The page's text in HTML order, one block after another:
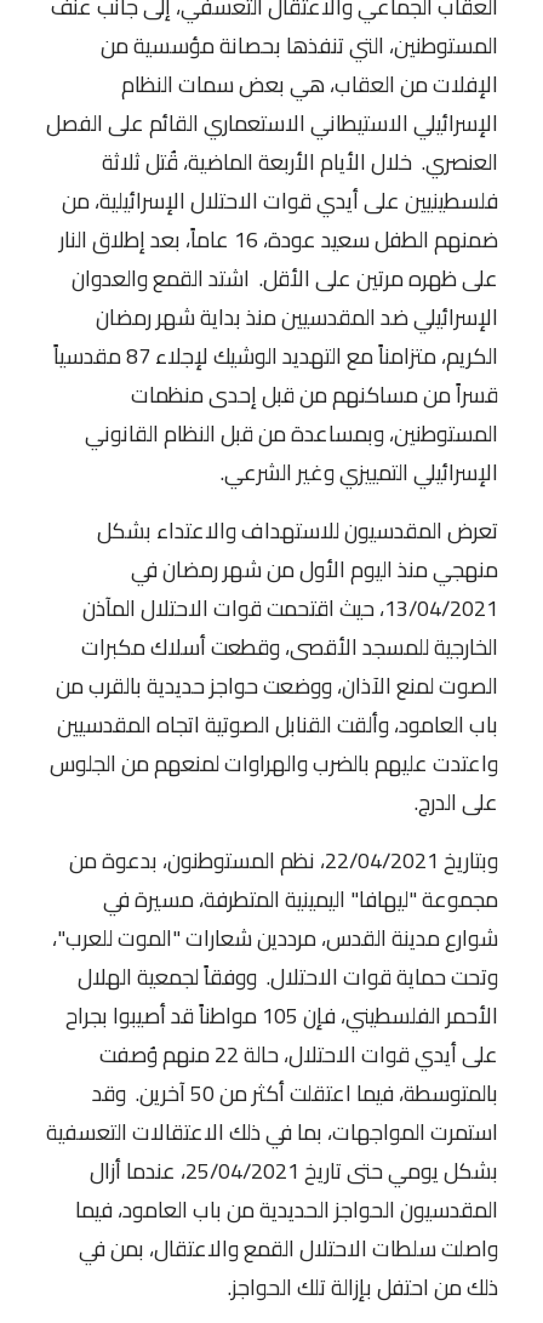
المستوطنين، التي تنفذها بحصانة مؤسسية من
الإفلات من العقاب، هي بعض سمات النظام
الإسرائيلي الاستيطاني الاستعماري القائم على الفصل
العنصري. خلال الأيام الأربعة الماضية، قُتل ثلاثة
فلسطينيين على أيدي قوات الاحتلال الإسرائيلية، من
ضمنهم الطفل سعيد عودة، 16 عاماً، بعد إطلاق النار
على ظهره مرتين على الأقل. اشتد القمع والعدوان
الإسرائيلي ضد المقدسيين منذ بداية شهر رمضان
الكريم، متزامناً مع التهديد الوشيك لإجلاء 87 مقدسياً
قسراً من مساكنهم من قبل إحدى منظمات
المستوطنين، وبمساعدة من قبل النظام القانوني
الإسرائيلي التمييزي وغير الشرعي.
تعرض المقدسيون للاستهداف والاعتداء بشكل
منهجي منذ اليوم الأول من شهر رمضان في
13/04/2021، حيث اقتحمت قوات الاحتلال المآذن
الخارجية للمسجد الأقصى، وقطعت أسلاك مكبرات
الصوت لمنع الآذان، ووضعت حواجز حديدية بالقرب من
باب العامود، وألقت القنابل الصوتية اتجاه المقدسيين
واعتدت عليهم بالضرب والهراوات لمنعهم من الجلوس
على الدرج.
وبتاريخ 22/04/2021، نظم المستوطنون، بدعوة من
مجموعة "ليهافا" اليمينية المتطرفة، مسيرة في
شوارع مدينة القدس، مرددين شعارات "الموت للعرب"،
وتحت حماية قوات الاحتلال. ووفقاً لجمعية الهلال
الأحمر الفلسطيني، فإن 105 مواطناً قد أصيبوا بجراح
على أيدي قوات الاحتلال، حالة 22 منهم وُصفت
بالمتوسطة، فيما اعتقلت أكثر من 50 آخرين. وقد
استمرت المواجهات، بما في ذلك الاعتقالات التعسفية
بشكل يومي حتى تاريخ 25/04/2021، عندما أزال
المقدسيون الحواجز الحديدية من باب العامود، فيما
واصلت سلطات الاحتلال القمع والاعتقال، بمن في
ذلك من احتفل بإزالة تلك الحواجز.